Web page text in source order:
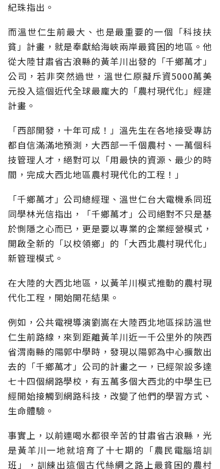
紀珠指出。
而溫世仁生前最大、也是最重要的一個「科技扶
貧」計畫，就是奉獻給海峽兩岸最貧困的地區。他
從大陸甘肅省古浪縣的黃羊川出發的「千鄉萬才」
公司，若非突然過世，溫世仁原擬斥資5000萬美
元投入這個近代全球最龐大的「農村現代化」經建
計畫。
「西部開發，十年可成！」溫先生在各地接受專訪
都自信滿滿地預測，大西部一千個農村、一萬個科
技管理人才，絕對可以「用最快的資源、最少的時
間，完成大西北地區農村現代化的工程！」
「千鄉萬才」公司總經理、溫世仁台大電機系同班
同學林光信指出，「千鄉萬才」公司絕對不只是基
於惻隱之心而已，更是要以專業的企業經營模式，
開啟全新的「以校領鄉」的「大西北農村現代化」
新管理模式。
在大陸的大西北地區，以黃羊川模式推動的農村現
代化工程，開始開花結果。
例如，公共電視導演劉嵩在大陸西北地區採訪溫世
仁生前路線，來到距離黃羊川近一千公里外的陝西
省渭南縣的陽郭中學時，發現以陽郭為中心擴散出
去的「千鄉萬才」公司的計畫之一，已經架設多達
七十四個網路學校，有五萬多個大西北的中學生已
經開始接觸到網路科技，改變了他們的學習方式、
生命體驗。
事實上，以前連喝水都很辛苦的甘肅省古浪縣，光
是黃羊川一地就培育了十七期的「農民電腦培訓
班」，訓練出這個古代絲綢之路上最貧困的農村